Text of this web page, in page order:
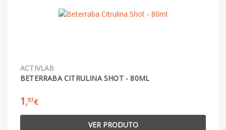
ACTIVLAB
BETERRABA CITRULINA SHOT - 80ML
1 ,97€
VER PRODUTO